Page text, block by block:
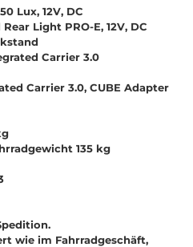
Lux, 12V, DC
Light PRO-E, 12V, DC
Carrier 3.0
Carrier 3.0, CUBE Adapter
135 kg
wie im Fahrradgeschäft,